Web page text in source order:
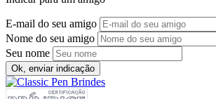
E-mail do seu amigo
Nome do seu amigo
Seu nome
Ok, enviar indicação